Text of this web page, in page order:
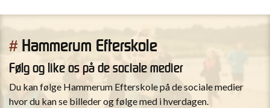
# Hammerum Efterskole
Følg og like os på de sociale medier
Du kan følge Hammerum Efterskole på de sociale medier
hvor du kan se billeder og følge med i hverdagen.